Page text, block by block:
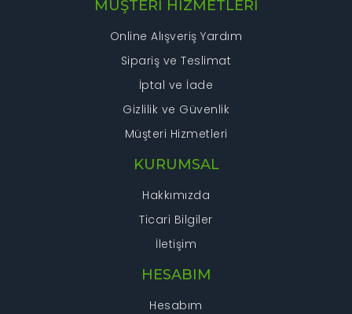
MÜŞTERİ HİZMETLERİ
Online Alışveriş Yardım
Sipariş ve Teslimat
İptal ve İade
Gizlilik ve Güvenlik
Müşteri Hizmetleri
KURUMSAL
Hakkımızda
Ticari Bilgiler
İletişim
HESABIM
Hesabım